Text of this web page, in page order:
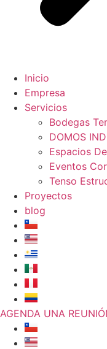
Inicio
Empresa
Servicios
Bodegas
DOMOS
Espacios
Eventos
Tenso
Proyectos
blog
AGENDA UNA